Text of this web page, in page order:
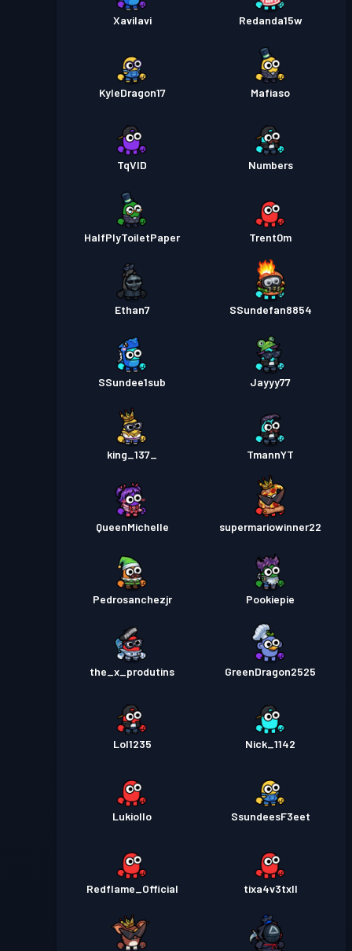
XaviIavi Redanda15w
KyleDragon17 Mafiaso
TqVID Numbers
HalfPlyToiletPaper Trent0m
Ethan7 SSundefan8854
SSundee1sub Jayyy77
king_137_ TmannYT
QueenMichelle supermariowinner22
Pedrosanchezjr Pookiepie
the_x_produtins GreenDragon2525
Lol1235 Nick_1142
Lukiollo SsundeesF3eet
Redflame_Official tixa4v3txll